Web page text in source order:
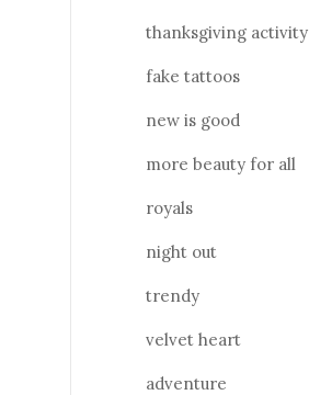
thanksgiving activity
fake tattoos
new is good
more beauty for all
royals
night out
trendy
velvet heart
adventure